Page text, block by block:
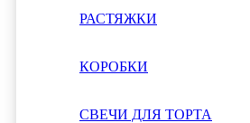
РАСТЯЖКИ
КОРОБКИ
СВЕЧИ ДЛЯ ТОРТА